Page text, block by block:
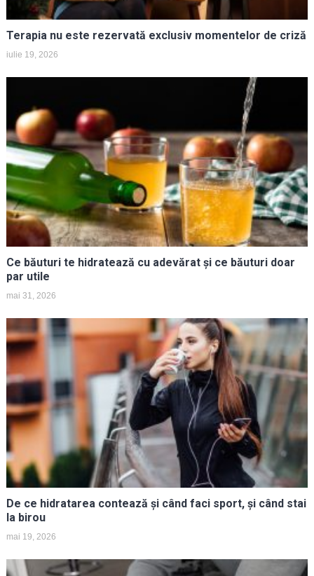
Terapia nu este rezervată exclusiv momentelor de criză
iulie 19, 2026
Ce băuturi te hidratează cu adevărat și ce băuturi doar
par utile
mai 31, 2026
De ce hidratarea contează și când faci sport, și când stai
la birou
mai 19, 2026